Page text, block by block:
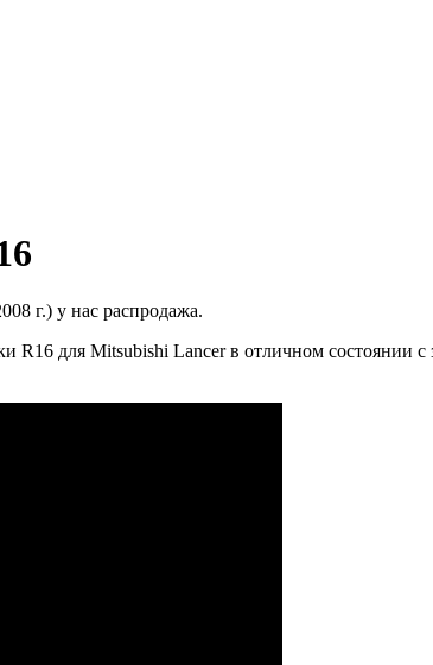
г.) у нас распродажа.
R16 для Mitsubishi Lancer в отличном